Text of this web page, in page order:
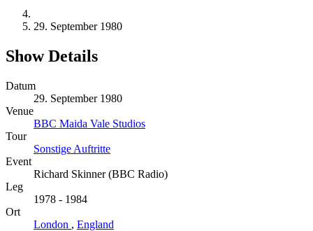
29. September 1980
Show Details
Datum
29. September 1980
Venue
BBC Maida Vale Studios
Tour
Sonstige Auftritte
Event
Richard Skinner (BBC Radio)
Leg
1978 - 1984
Ort
London , England